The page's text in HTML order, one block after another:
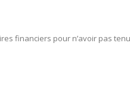
financiers pour n’avoir pas tenu